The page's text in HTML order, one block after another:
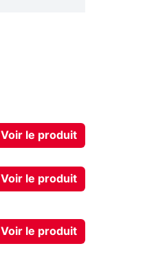
Voir le produit
Voir le produit
Voir le produit